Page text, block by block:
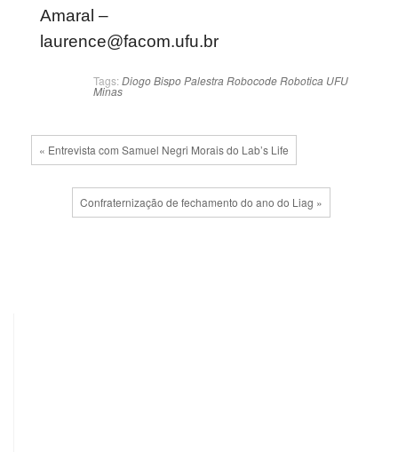
Amaral –
laurence@facom.ufu.br
Tags: Diogo BispoPalestra RobocodeRobotica UFU
Minas
« Entrevista com Samuel Negri Morais do Lab’s Life
Confraternização de fechamento do ano do Liag »